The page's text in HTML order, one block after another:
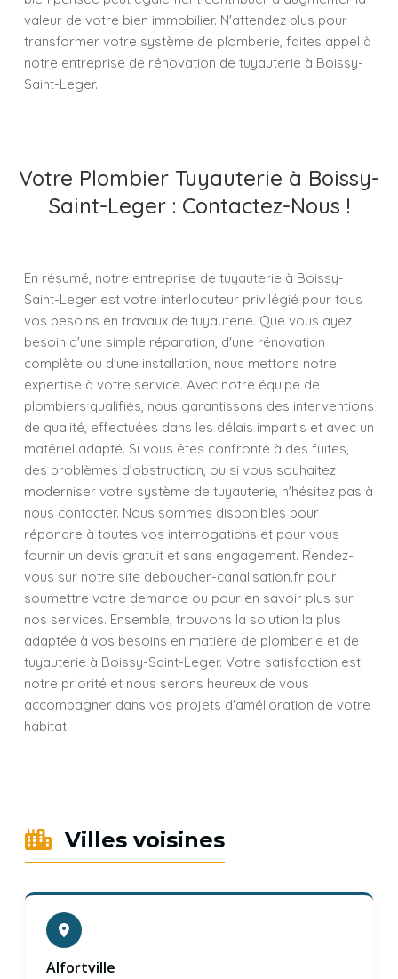
valeur de votre bien immobilier. N'attendez plus pour
transformer votre système de plomberie, faites appel à
notre entreprise de rénovation de tuyauterie à Boissy-
Saint-Leger.
Votre Plombier Tuyauterie à Boissy-
Saint-Leger : Contactez-Nous !
En résumé, notre entreprise de tuyauterie à Boissy-
Saint-Leger est votre interlocuteur privilégié pour tous
vos besoins en travaux de tuyauterie. Que vous ayez
besoin d'une simple réparation, d'une rénovation
complète ou d'une installation, nous mettons notre
expertise à votre service. Avec notre équipe de
plombiers qualifiés, nous garantissons des interventions
de qualité, effectuées dans les délais impartis et avec un
matériel adapté. Si vous êtes confronté à des fuites,
des problèmes d’obstruction, ou si vous souhaitez
moderniser votre système de tuyauterie, n'hésitez pas à
nous contacter. Nous sommes disponibles pour
répondre à toutes vos interrogations et pour vous
fournir un devis gratuit et sans engagement. Rendez-
vous sur notre site deboucher-canalisation.fr pour
soumettre votre demande ou pour en savoir plus sur
nos services. Ensemble, trouvons la solution la plus
adaptée à vos besoins en matière de plomberie et de
tuyauterie à Boissy-Saint-Leger. Votre satisfaction est
notre priorité et nous serons heureux de vous
accompagner dans vos projets d'amélioration de votre
habitat.
Villes voisines
Alfortville